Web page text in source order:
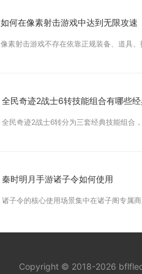
如何在像素射击游戏中达到无限攻速
像素射击游戏不存在依靠正规装备、道具
全民奇迹2战士6转技能组合有哪些
全民奇迹2战士6转分为三套经典技能组合
秦时明月手游诸子令如何使用
诸子令的核心使用场景集中在诸子阁专属
Copyright © 2018-2026